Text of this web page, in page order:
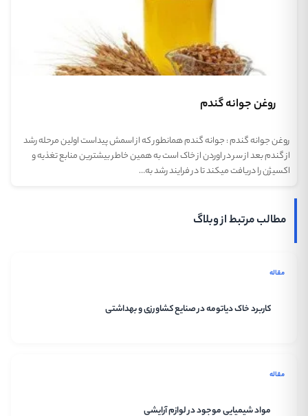
روغن جوانه گندم
روغن جوانه گندم : جوانه گندم همانطور که از اسمش پیداست اولین مرحله رشد
از گندم بعد از سر در اوردن از خاک است به همین خاطر بیشترین منابع تغذیه و
اکسیژن را دریافت میکند تا در فرایند رشد به…
مطالب مرتبط از وبلاگ
مقاله
کاربرد خاک دیاتومه در صنایع کشاورزی و بهداشتی
مقاله
مواد شیمیایی موجود در لوازم آرایشی